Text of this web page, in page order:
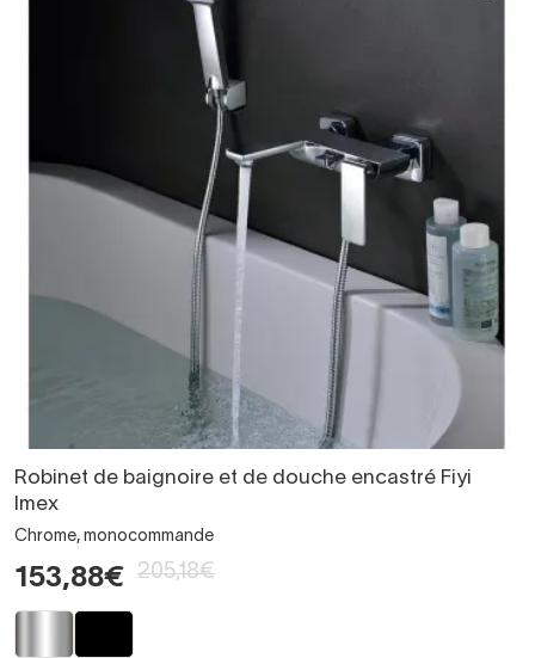
Robinet de baignoire et de douche encastré Fiyi
Imex
Chrome, monocommande
153,88€ 205,18€